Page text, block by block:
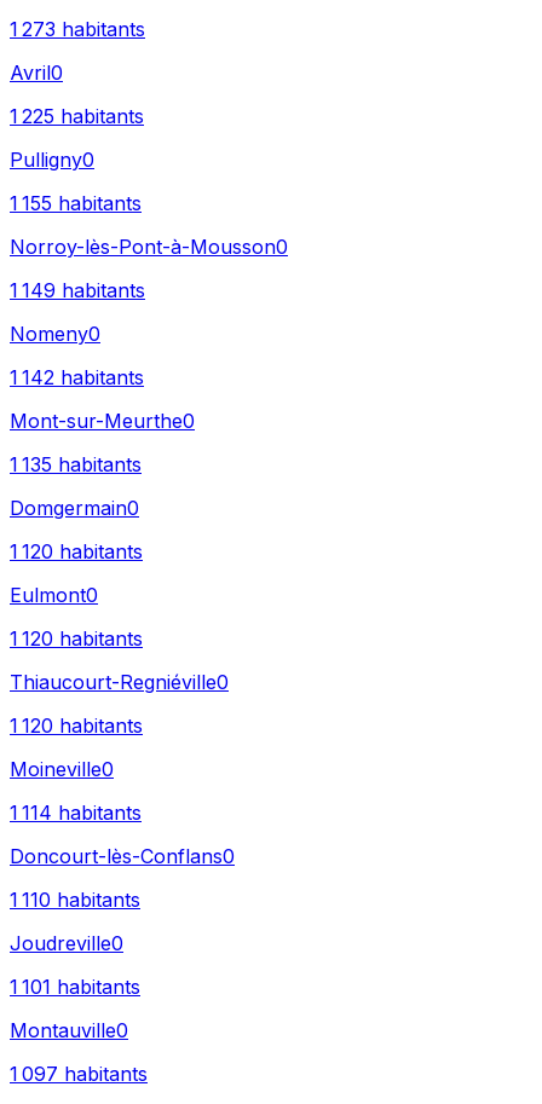
1 273 habitants
Avril0
1 225 habitants
Pulligny0
1 155 habitants
Norroy-lès-Pont-à-Mousson0
1 149 habitants
Nomeny0
1 142 habitants
Mont-sur-Meurthe0
1 135 habitants
Domgermain0
1 120 habitants
Eulmont0
1 120 habitants
Thiaucourt-Regniéville0
1 120 habitants
Moineville0
1 114 habitants
Doncourt-lès-Conflans0
1 110 habitants
Joudreville0
1 101 habitants
Montauville0
1 097 habitants